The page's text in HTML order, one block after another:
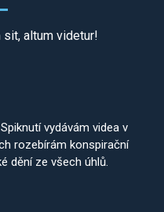
altum videtur!
vydávám videa v
rozebírám konspirační
dění ze všech úhlů.